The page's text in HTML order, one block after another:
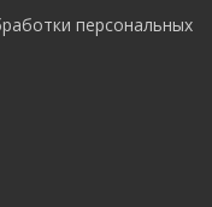
персональных